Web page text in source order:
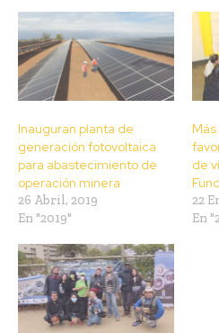
Inauguran planta de
generación fotovoltaica
para abastecimiento de
operación minera
26 Abril, 2019
En "2019"
de
22
En